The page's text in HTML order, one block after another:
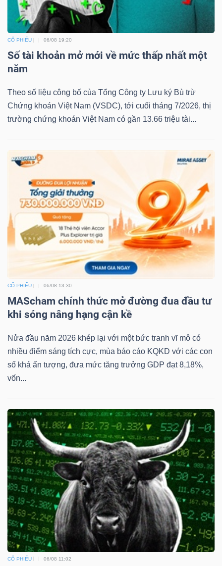
CỔ PHIẾU 06/08 19:20
Số tài khoản mở mới về mức thấp nhất một
năm
Theo số liệu công bố của Tổng Công ty Lưu ký Bù trừ
Chứng khoán Việt Nam (VSDC), tới cuối tháng 7/2026, thị
trường chứng khoán Việt Nam có gần 13.66 triệu tài...
CỔ PHIẾU 06/08 13:30
MAScham chính thức mở đường đua đầu tư
khi sóng nâng hạng cận kề
Nửa đầu năm 2026 khép lại với một bức tranh vĩ mô có
nhiều điểm sáng tích cực, mùa báo cáo KQKD với các con
số khá ấn tượng, đưa mức tăng trưởng GDP đạt 8,18%,
vốn...
CỔ PHIẾU 06/08 11:02